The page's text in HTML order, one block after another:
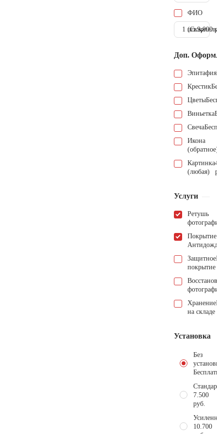
ФИО
1 шт.9.000
Доп.
Эпитафия
Крестик
Цветы
Виньетка
Свеча
Икона
Картинка
(любая)
Услуги
Ретушь
Покрытие
Защитное
покрытие
Хранение
на складе
Установка
Без
7.500
руб.
10.700